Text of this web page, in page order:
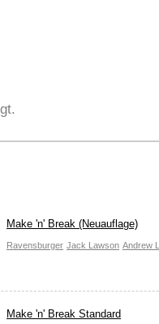
Make 'n' Break (Neuauflage)
Ravensburger Jack Lawson Andrew
Make 'n' Break Standard